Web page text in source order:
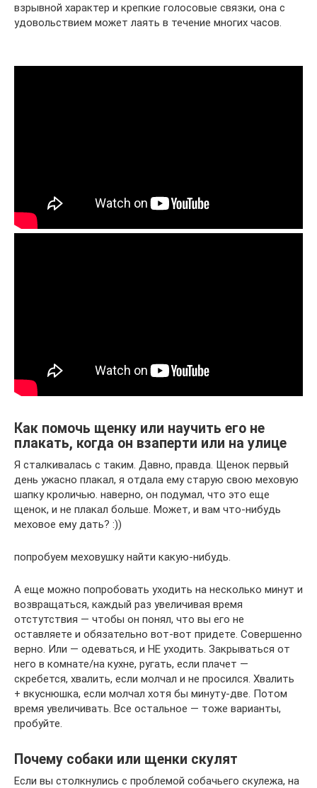
взрывной характер и крепкие голосовые связки, она с
удовольствием может лаять в течение многих часов.
Как помочь щенку или научить его не
плакать, когда он взаперти или на улице
Я сталкивалась с таким. Давно, правда. Щенок первый
день ужасно плакал, я отдала ему старую свою меховую
шапку кроличью. наверно, он подумал, что это еще
щенок, и не плакал больше. Может, и вам что-нибудь
меховое ему дать? :))
попробуем меховушку найти какую-нибудь.
А еще можно попробовать уходить на несколько минут и
возвращаться, каждый раз увеличивая время
отстутствия — чтобы он понял, что вы его не
оставляете и обязательно вот-вот придете. Совершенно
верно. Или — одеваться, и НЕ уходить. Закрываться от
него в комнате/на кухне, ругать, если плачет —
скребется, хвалить, если молчал и не просился. Хвалить
+ вкуснюшка, если молчал хотя бы минуту-две. Потом
время увеличивать. Все остальное — тоже варианты,
пробуйте.
Почему собаки или щенки скулят
Если вы столкнулись с проблемой собачьего скулежа, на